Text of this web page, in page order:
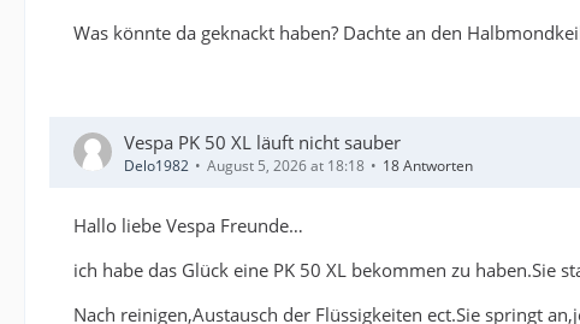
Was könnte da geknackt haben? Dachte an den
Vespa PK 50 XL läuft nicht sauber
Delo1982 August 5, 2026 at 18:18 18 Antworten
Hallo liebe Vespa Freunde…
ich habe das Glück eine PK 50 XL bekommen zu haben.Sie
Nach reinigen,Austausch der Flüssigkeiten ect.Sie springt